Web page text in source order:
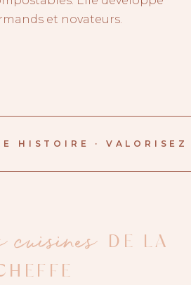
et novateurs.
HISTOIRE ·
DE LA